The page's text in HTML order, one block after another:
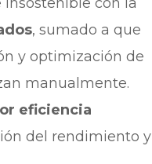
, sumado a que
y optimización de
manualmente.
eficiencia
del rendimiento y